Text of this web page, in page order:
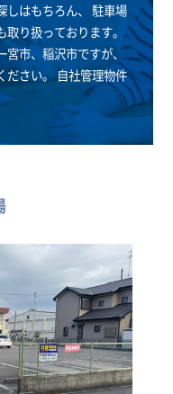
はもちろん、 駐車場
取り扱っております。
宮市、稲沢市ですが、
ださい。自社管理物件